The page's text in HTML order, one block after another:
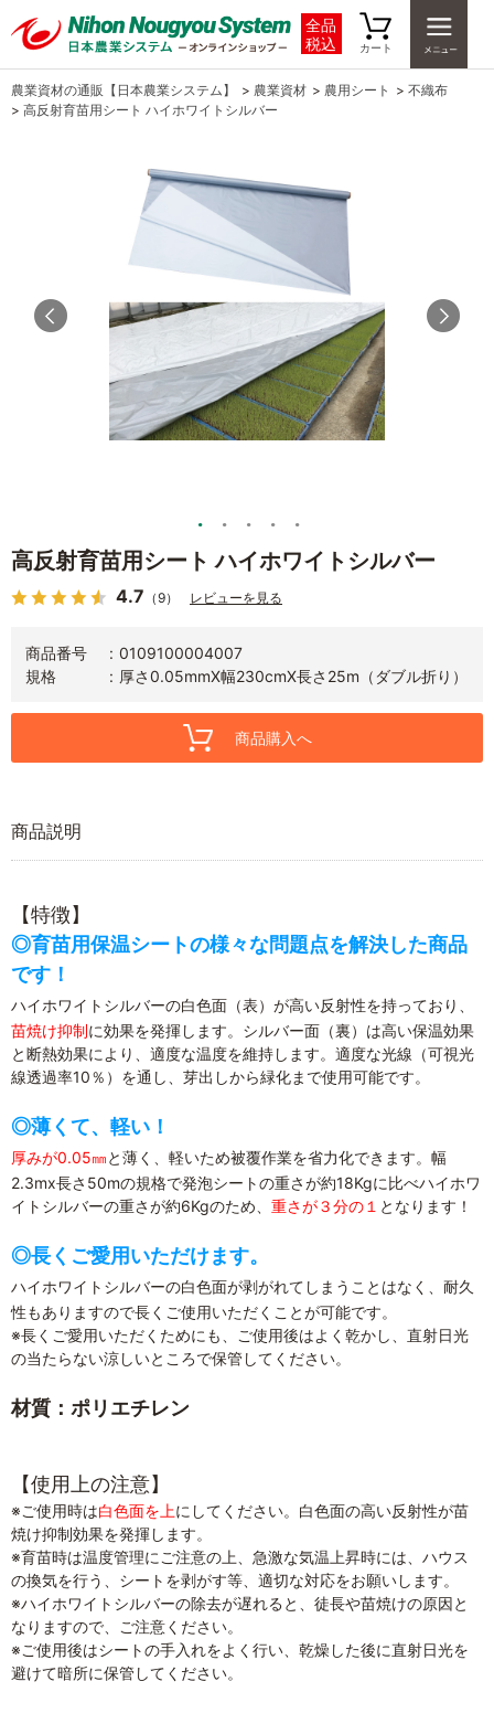
全品
税込
カート
農業資材の通販【日本農業システム】 > 農業資材 > 農用シート > 不織布
> 高反射育苗用シート ハイホワイトシルバー
高反射育苗用シート ハイホワイトシルバー
4.7 （9） レビューを見る
商品番号
0109100004007
規格
厚さ0.05mmX幅230cmX長さ25m（ダブル折り）
商品購入へ
商品説明
【特徴】
◎育苗用保温シートの様々な問題点を解決した商品
です！
ハイホワイトシルバーの白色面（表）が高い反射性を持っており、
苗焼け抑制に効果を発揮します。シルバー面（裏）は高い保温効果
と断熱効果により、適度な温度を維持します。適度な光線（可視光
線透過率10％）を通し、芽出しから緑化まで使用可能です。
◎薄くて、軽い！
厚みが0.05㎜と薄く、軽いため被覆作業を省力化できます。幅
2.3mx長さ50mの規格で発泡シートの重さが約18Kgに比べハイホワ
イトシルバーの重さが約6Kgのため、 重さが３分の１ となります！
◎長くご愛用いただけます。
ハイホワイトシルバーの白色面が剥がれてしまうことはなく、耐久
性もありますので長くご使用いただくことが可能です。
※長くご愛用いただくためにも、ご使用後はよく乾かし、直射日光
の当たらない涼しいところで保管してください。
材質：ポリエチレン
【使用上の注意】
※ご使用時は白色面を上にしてください。白色面の高い反射性が苗
焼け抑制効果を発揮します。
※育苗時は温度管理にご注意の上、急激な気温上昇時には、ハウス
の換気を行う、シートを剥がす等、適切な対応をお願いします。
※ハイホワイトシルバーの除去が遅れると、徒長や苗焼けの原因と
なりますので、ご注意ください。
※ご使用後はシートの手入れをよく行い、乾燥した後に直射日光を
避けて暗所に保管してください。